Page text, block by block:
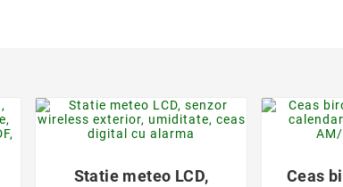
favorite_border
Statie meteo LCD,
Ceas